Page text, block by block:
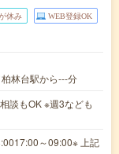
休み WEB登録OK
林台駅から---分
談もOK ※週3なども
～09:00※ 上記